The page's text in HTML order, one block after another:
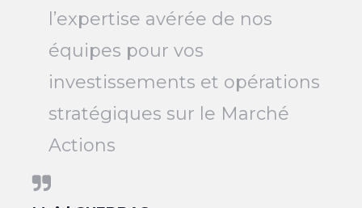
l’expertise avérée de nos
équipes pour vos
investissements et opérations
stratégiques sur le Marché
Actions